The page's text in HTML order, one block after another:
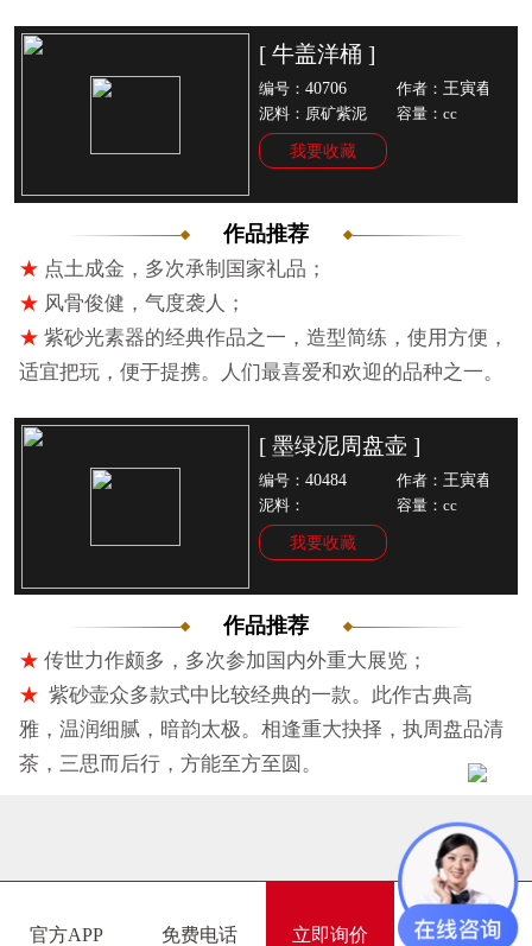
[ 牛盖洋桶 ]
编号：40706 作者： 王寅春
泥料：原矿紫泥 容量：cc
我要收藏
作品推荐
★ 点土成金，多次承制国家礼品；
★ 风骨俊健，气度袭人；
★ 紫砂光素器的经典作品之一，造型简练，使用方便，
适宜把玩，便于提携。人们最喜爱和欢迎的品种之一。
[ 墨绿泥周盘壶 ]
编号：40484 作者：王寅春
泥料： 容量：cc
我要收藏
作品推荐
★ 传世力作颇多，多次参加国内外重大展览；
★ 紫砂壶众多款式中比较经典的一款。此作古典高
雅，温润细腻，暗韵太极。相逢重大抉择，执周盘品清
茶，三思而后行，方能至方至圆。
官方APP 免费电话 立即询价 在线咨询